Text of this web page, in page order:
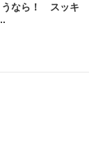
うなら！ スッキ